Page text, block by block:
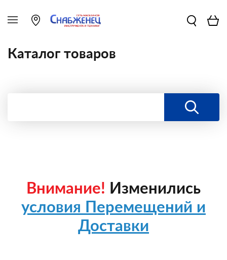
Каталог товаров
Внимание! Изменились
условия Перемещений и
Доставки